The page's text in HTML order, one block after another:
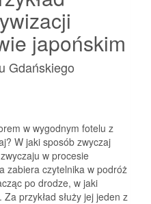
japońskim
Gdańskiego
w wygodnym fotelu z
W jaki sposób zwyczaj
w procesie
zabiera czytelnika w podróż
po drodze, w jaki
przykład służy jej jeden z